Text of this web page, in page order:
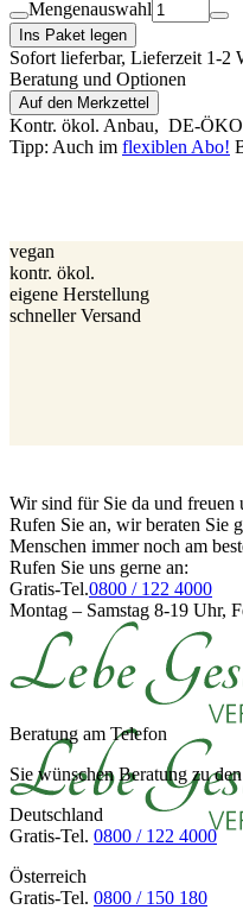
Mengenauswahl
Ins Paket legen
Sofort lieferbar, Lieferzeit 1-2
Beratung und Optionen
Auf den Merkzettel
Kontr. ökol. Anbau, DE-
Tipp: Auch im flexiblen Abo!
vegan
kontr. ökol.
eigene Herstellung
schneller Versand
Wir sind für Sie da und freuen
Rufen Sie an, wir beraten Sie
Menschen immer noch am
Rufen Sie uns gerne an:
Gratis-Tel.0800 / 122 4000
Montag – Samstag 8-19 Uhr,
Beratung am Telefon
Sie wünschen Beratung zu
Deutschland
Gratis-Tel. 0800 / 122 4000
Österreich
Gratis-Tel. 0800 / 150 180